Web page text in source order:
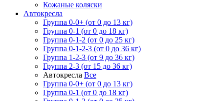
Кожаные коляски
Автокресла
Группа 0-0+ (от 0 до 13 кг)
Группа 0-1 (от 0 до 18 кг)
Группа 0-1-2 (от 0 до 25 кг)
Группа 0-1-2-3 (от 0 до 36 кг)
Группа 1-2-3 (от 9 до 36 кг)
Группа 2-3 (от 15 до 36 кг)
Автокресла Все
Группа 0-0+ (от 0 до 13 кг)
Группа 0-1 (от 0 до 18 кг)